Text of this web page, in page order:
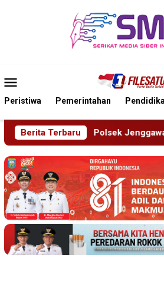
Mobile
Peristiwa Pemerintahan
Berita Terbaru
Berhasil Ungkap Sindikat